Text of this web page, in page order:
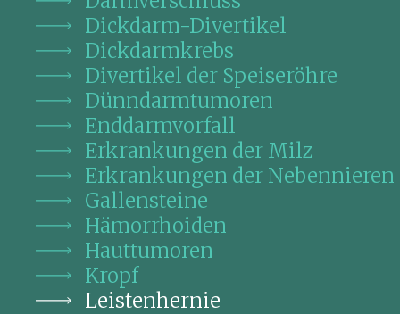
Dickdarm-Divertikel
Dickdarmkrebs
Divertikel der Speiseröhre
Dünndarmtumoren
Enddarmvorfall
Erkrankungen der Milz
Erkrankungen der Nebennieren
Gallensteine
Hämorrhoiden
Hauttumoren
Kropf
Leistenhernie